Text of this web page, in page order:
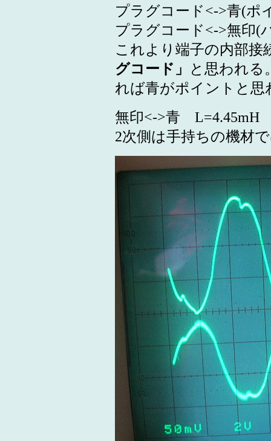
プラグコード<->青(
プラグコード<->無印(
これより端子の内部接
グコード」
と思われる
れば青がポイントと思
無印<->青 L=4.45mH
2次側は手持ちの機材